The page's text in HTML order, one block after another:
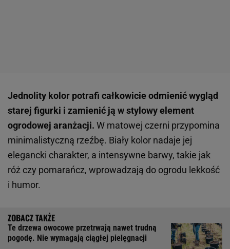
Jednolity kolor potrafi całkowicie odmienić wygląd
starej figurki i zamienić ją w stylowy element
ogrodowej aranżacji. W matowej czerni przypomina
minimalistyczną rzeźbę. Biały kolor nadaje jej
elegancki charakter, a intensywne barwy, takie jak
róż czy pomarańcz, wprowadzają do ogrodu lekkość
i humor.
Te drzewa owocowe przetrwają nawet trudną
pogodę. Nie wymagają ciągłej pielęgnacji